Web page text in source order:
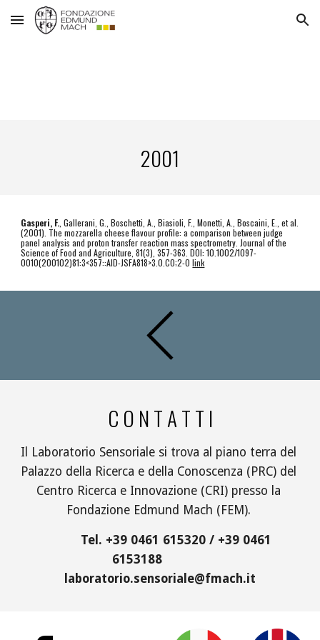
Skip to main content Skip to navigation
2001
Gasperi, F. , Gallerani, G., Boschetti, A., Biasioli, F., Monetti, A., Boscaini, E., et al.
(2001). The mozzarella cheese flavour profile: a comparison between judge
panel analysis and proton transfer reaction mass spectrometry. Journal of the
Science of Food and Agriculture, 81(3), 357-363. DOI: 10.1002/1097-
0010(200102)81:3<357::AID-JSFA818>3.0.CO;2-O link
C O N T A T T I
Il Laboratorio Sensoriale si trova al piano terra del
Palazzo della Ricerca e della Conoscenza (PRC) del
Centro Ricerca e Innovazione (CRI) presso la
Fondazione Edmund Mach (FEM).
6153188
laboratorio.sensoriale@fmach.it